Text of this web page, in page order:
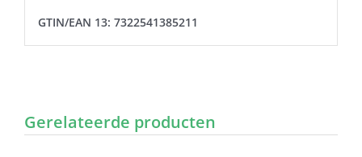
GTIN/EAN 13: 7322541385211
Gerelateerde producten